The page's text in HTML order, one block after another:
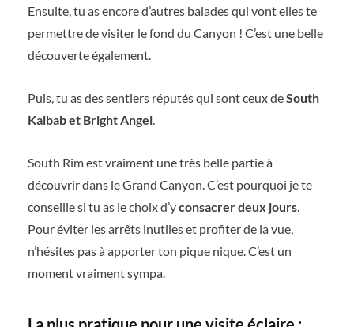
Ensuite, tu as encore d’autres balades qui vont elles te
permettre de visiter le fond du Canyon ! C’est une belle
découverte également.
Puis, tu as des sentiers réputés qui sont ceux deSouth
Kaibab et Bright Angel.
South Rim est vraiment une très belle partie à
découvrir dans le Grand Canyon. C’est pourquoi je te
conseille si tu as le choix d’yconsacrer deux jours.
Pour éviter les arrêts inutiles et profiter de la vue,
n’hésites pas à apporter ton pique nique. C’est un
moment vraiment sympa.